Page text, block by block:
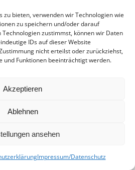
zu bieten, verwenden wir Technologien wie
zu speichern und/oder darauf
zustimmst, können wir Daten
IDs auf dieser Website
nicht erteilst oder zurückziehst,
und Funktionen beeinträchtigt werden.
Akzeptieren
Ablehnen
ansehen
Impressum/Datenschutz